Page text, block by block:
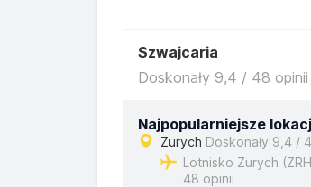
Szwajcaria
Doskonały 9,4 / 48 opinii
Najpopularniejsze
Zurych Doskonały 9,4 /
Lotnisko Zurych
48 opinii